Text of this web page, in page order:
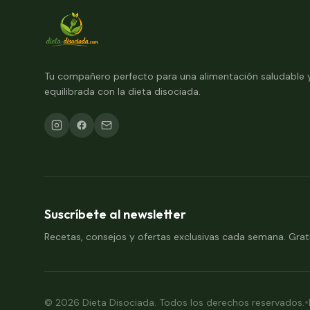
Tu compañero perfecto para una alimentación saludable
equilibrada con la dieta disociada.
Suscríbete al newsletter
Recetas, consejos y ofertas exclusivas cada semana.
© 2026 Dieta Disociada. Todos los derechos reservados.•